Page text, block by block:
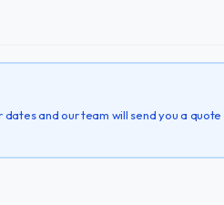
and our team will send you a quote